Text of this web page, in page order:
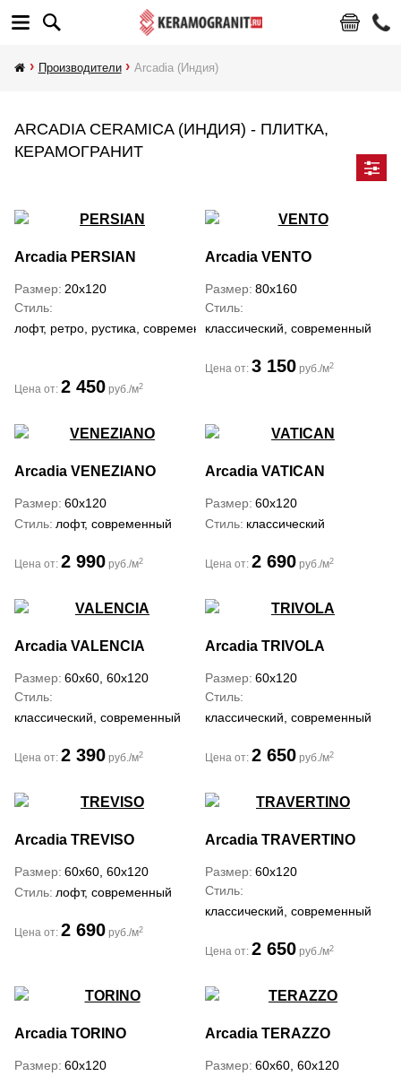
Производители Arcadia (Индия)
ARCADIA CERAMICA (ИНДИЯ) - ПЛИТКА,
КЕРАМОГРАНИТ
Arcadia PERSIAN
Размер 20x120
Стиль
лофт, ретро, рустика, современный
Цена от: 2 450 руб./м2
Arcadia VENTO
Размер 80x160
Стиль
классический, современный
Цена от: 3 150 руб./м2
Arcadia VENEZIANO
Размер 60x120
Стиль лофт, современный
Цена от: 2 990 руб./м2
Arcadia VATICAN
Размер 60x120
Стиль классический
Цена от: 2 690 руб./м2
Arcadia VALENCIA
Размер 60x60, 60x120
Стиль
классический, современный
Цена от: 2 390 руб./м2
Arcadia TRIVOLA
Размер 60x120
Стиль
классический, современный
Цена от: 2 650 руб./м2
Arcadia TREVISO
Размер 60x60, 60x120
Стиль лофт, современный
Цена от: 2 690 руб./м2
Arcadia TRAVERTINO
Размер 60x120
Стиль
классический, современный
Цена от: 2 650 руб./м2
Arcadia TORINO
Размер 60x120
Arcadia TERAZZO
Размер 60x60, 60x120